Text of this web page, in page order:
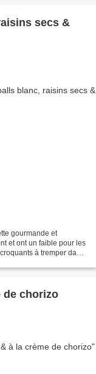
secs &
gourmande et
et ont un faible pour les
à tremper dans
de chorizo